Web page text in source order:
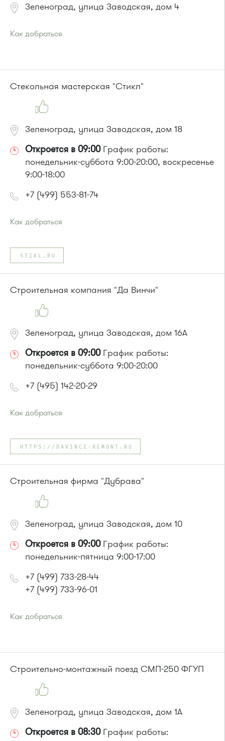
Зеленоград, улица Заводская, дом 4
Как добраться
Маршрутки: 460м, 707м, Ашан-1, Ашан-2
или до остановки"Заводская улица":
Маршрутка № 460м
Стекольная мастерская "Стикл"
Зеленоград, улица Заводская, дом 18
Откроется в 09:00График работы:
понедельник-суббота 9:00-20:00, воскресенье
9:00-18:00
+7 (499) 553-81-74
Как добраться
Автобус № 20.
Маршрутка № 460м
или до остановки"Корпус 814":
STIKL.RU
Строительная компания "Да Винчи"
Зеленоград, улица Заводская, дом 16А
Откроется в 09:00График работы:
понедельник-суббота 9:00-20:00
+7 (495) 142-20-29
Как добраться
Автобус № 20.
Маршрутка № 460м
или до остановки"Привокзальная площадь":
Маршрутки: 460м, 707м, Ашан-1, Ашан-2
HTTPS://DAVINCI-REMONT.RU
Строительная фирма "Дубрава"
Зеленоград, улица Заводская, дом 10
Откроется в 09:00График работы:
понедельник-пятница 9:00-17:00
+7 (499) 733-28-44
+7 (499) 733-96-01
Как добраться
Маршрутка № 460м
или до остановки"Привокзальная площадь"
Автобусы № 14, 16, 20, 400т, 28.
Маршрутки: 460м, 707м, Ашан-1, Ашан-2
Строительно-монтажный поезд СМП-250 ФГУП
Зеленоград, улица Заводская, дом 1А
Откроется в 08:30График работы: